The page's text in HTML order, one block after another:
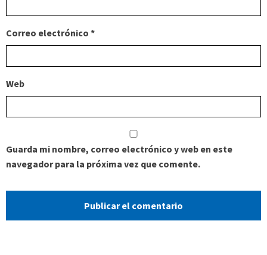
Correo electrónico *
Web
Guarda mi nombre, correo electrónico y web en este
navegador para la próxima vez que comente.